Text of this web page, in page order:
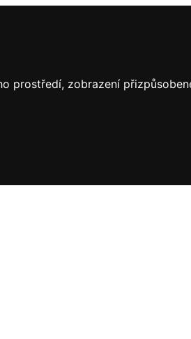
prostředí, zobrazení